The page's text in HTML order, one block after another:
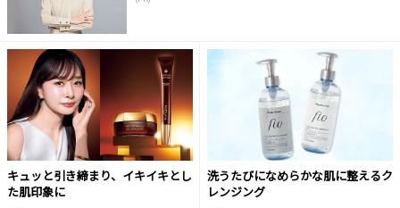
キュッと引き締まり、イキイキとし
た肌印象に
洗うたびになめらかな肌に整えるク
レンジング